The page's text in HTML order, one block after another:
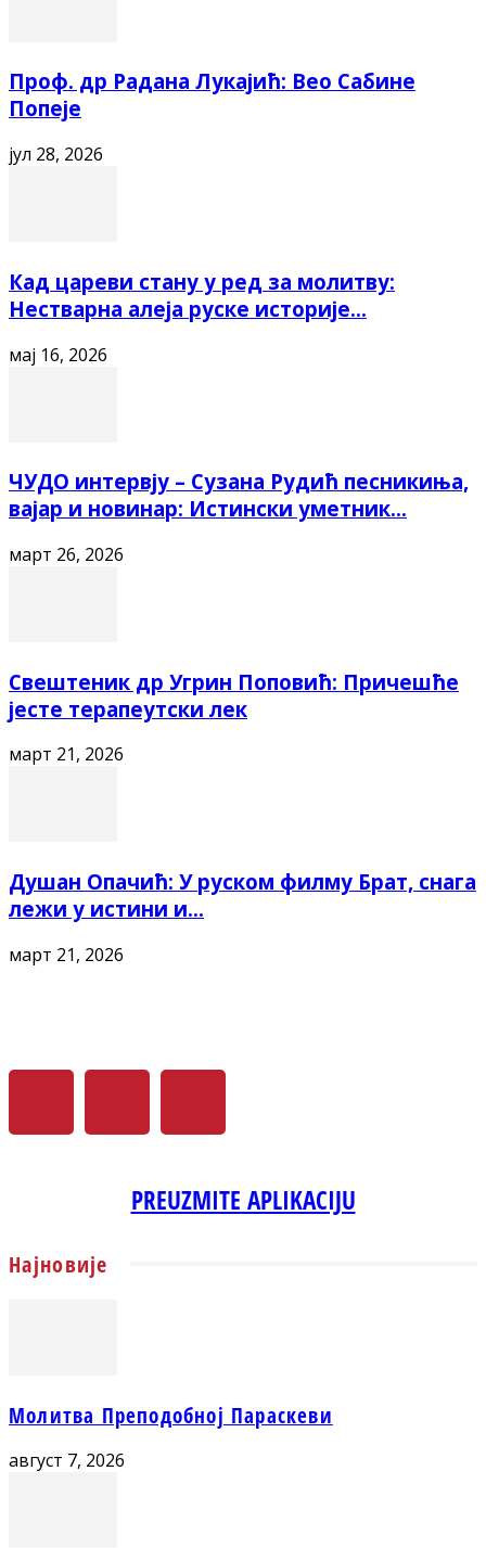
Проф. др Радана Лукајић: Вео Сабине
Попеје
јул 28, 2026
Кад цареви стану у ред за молитву:
Нестварна алеја руске историје...
мај 16, 2026
ЧУДО интервју – Сузана Рудић песникиња,
вајар и новинар: Истински уметник...
март 26, 2026
Свештеник др Угрин Поповић: Причешће
јесте терапеутски лек
март 21, 2026
Душан Опачић: У руском филму Брат, снага
лежи у истини и...
март 21, 2026
PREUZMITE APLIKACIJU
Најновије
Молитва Преподобној Параскеви
август 7, 2026